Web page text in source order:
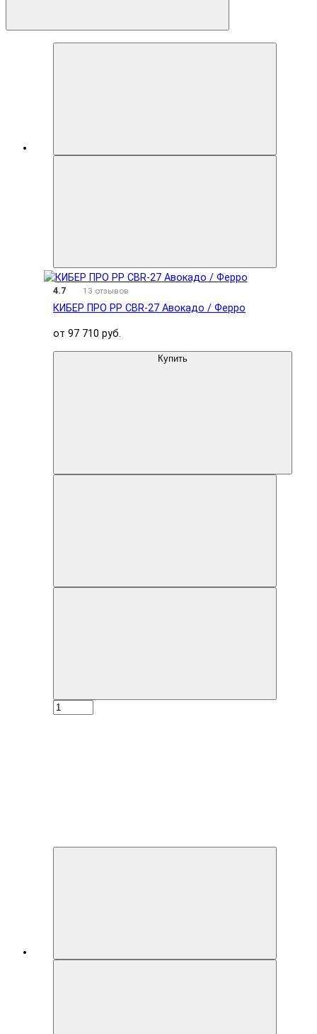
4.7 13 отзывов
КИБЕР ПРО PP CBR-27 Авокадо / Ферро
от 97 710 руб.
Купить